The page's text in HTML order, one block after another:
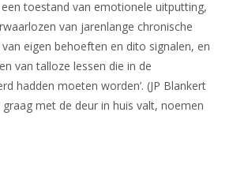
toestand van emotionele uitputting,
van jarenlange chronische
eigen behoeften en dito signalen, en
van talloze lessen die in de
hadden moeten worden’. (JP Blankert
met de deur in huis valt, noemen